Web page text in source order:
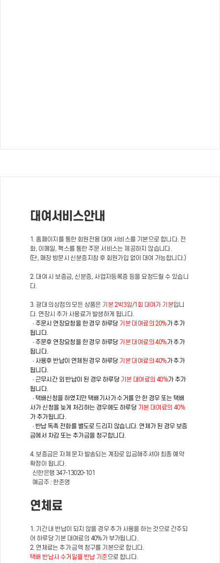
대여서비스안내
1. 홈페이지를 통한 회원전용 대여 서비스를 기본으로 합니다. 전
화, 이메일, 팩스를 통한 주문 서비스는 제공하지 않습니다.
(단, 매장 방문시 신분증지참 후 회원가입 없이 대여 가능합니다.)
2. 대여 시 보증금, 신분증, 사업자등록증 등을 요청드릴 수 있습니
다.
3. 광대 의상점의 모든 상품은 기본 2박3일/1회 대여가 기본입니
다. 연장시 추가 사용료가 발생하게 됩니다.
· 주문시 연장요청을 한 경우 하루당 기본 대여료의 20%가 추가
됩니다.
· 주문후 연장요청을 한 경우 하루당 기본 대여료의 40%가 추가
됩니다.
· 사용후 반납이 연체된 경우 하루당 기본 대여료의 40%가 추가
됩니다.
· 근무시간 외 반납이 된 경우 하루당 기본 대여료의 40%가 추가
됩니다.
· 택배신청을 하였지만 택배기사가 수거를 안 한 경우 또는 택배
사가 신청을 늦게 처리하는 경우에도 하루당 기본 대여료의 40%
가 추가됩니다.
· 반납 독촉 전화를 별도로 드리지 않습니다. 연체가 된 경우 보증
금에서 차감 또는 추가금을 청구합니다.
4. 보증금은 자체 문자 발송되는 계좌로 입금해주셔야 최종 예약
확정이 됩니다.
신한은행 347-13020-101
예금주 : 한준영
연체료
1. 기간 내 반납이 되지 않을 경우 추가 사용을 하는 것으로 간주되
어 하루당 기본 대여료의 40%가 부가됩니다.
2. 연체료는 추가 금액 청구를 기본으로 합니다.
택배 반납시 수거일을 반납 기준으로 합니다.